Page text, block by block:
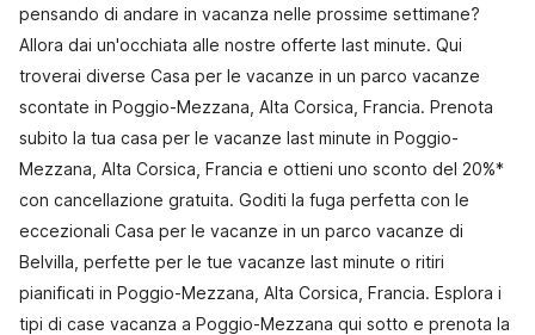
pensando di andare in vacanza nelle prossime settimane?
Allora dai un'occhiata alle nostre offerte last minute. Qui
troverai diverse Casa per le vacanze in un parco vacanze
scontate in Poggio-Mezzana, Alta Corsica, Francia. Prenota
subito la tua casa per le vacanze last minute in Poggio-
Mezzana, Alta Corsica, Francia e ottieni uno sconto del 20%*
con cancellazione gratuita. Goditi la fuga perfetta con le
eccezionali Casa per le vacanze in un parco vacanze di
Belvilla, perfette per le tue vacanze last minute o ritiri
pianificati in Poggio-Mezzana, Alta Corsica, Francia. Esplora i
tipi di case vacanza a Poggio-Mezzana qui sotto e prenota la